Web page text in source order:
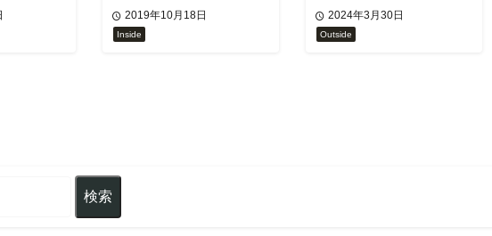
2019年10月18日
Inside
2024年3月30日
Outside